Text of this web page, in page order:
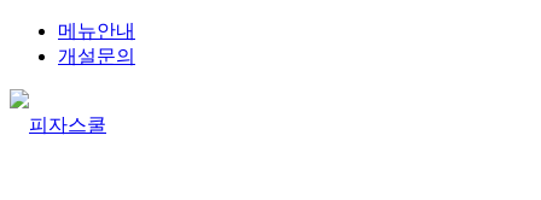
메뉴안내
개설문의